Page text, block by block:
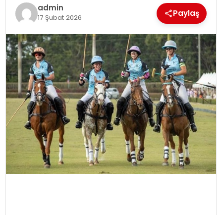
EKONOMIadmin
17 Şubat 2026 Paylaş